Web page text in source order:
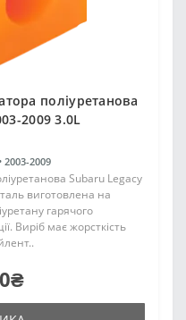
поліуретанова
2009 3.0L
2003-2009
Subaru Legacy
виготовлена на
гарячого
Виріб має жорсткість